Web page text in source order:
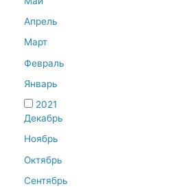
Апрель
Март
Февраль
Январь
2021
Декабрь
Ноябрь
Октябрь
Сентябрь